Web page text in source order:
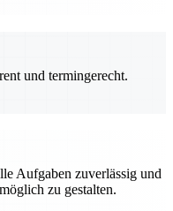
und termingerecht.
Aufgaben zuverlässig und
zu gestalten.